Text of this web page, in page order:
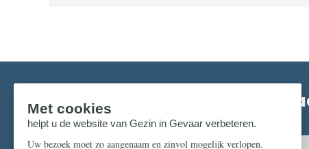
Mis niks in de strijd om ons
Zorg dat u geen enkel belangrijk artikel mist.